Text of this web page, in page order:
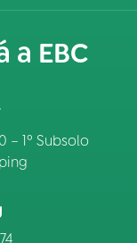
a EBC
– 1º Subsolo